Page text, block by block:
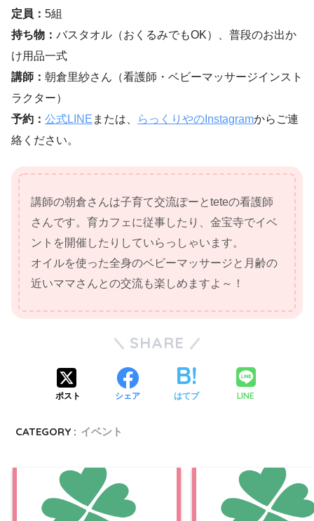
定員： 5組
持ち物： バスタオル（おくるみでもOK）、普段のお出か
け用品一式
講師： 朝倉里紗さん（看護師・ベビーマッサージインスト
ラクター）
予約： 公式LINE または、 らっくりやのInstagramからご連
絡ください。
講師の朝倉さんは子育て交流ぽーとteteの看護師
さんです。育カフェに従事したり、金宝寺でイベ
ントを開催したりしていらっしゃいます。
オイルを使った全身のベビーマッサージと月齢の
近いママさんとの交流も楽しめますよ～！
SHARE
ポスト シェア はてブ LINE
CATEGORY : イベント